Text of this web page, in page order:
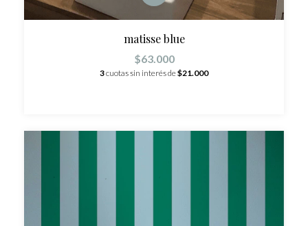
matisse blue
$63.000
3cuotas sin interés de$21.000